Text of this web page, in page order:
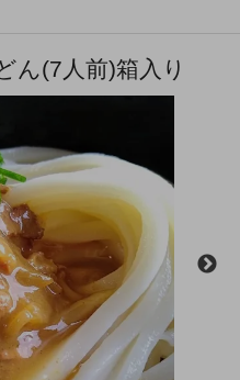
ん(7人前)箱入り